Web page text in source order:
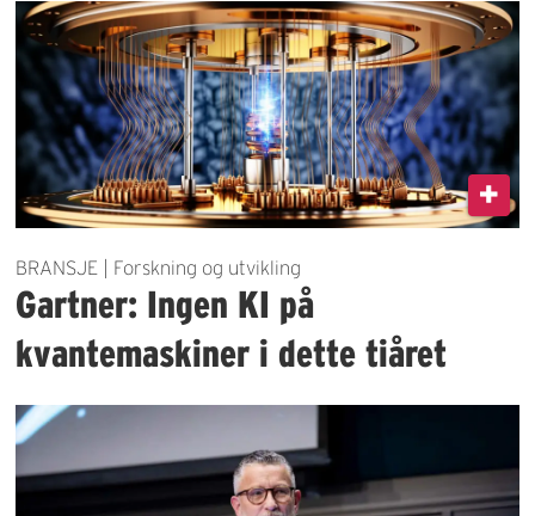
BRANSJE | Forskning og utvikling
Gartner: Ingen KI på
kvantemaskiner i dette tiåret